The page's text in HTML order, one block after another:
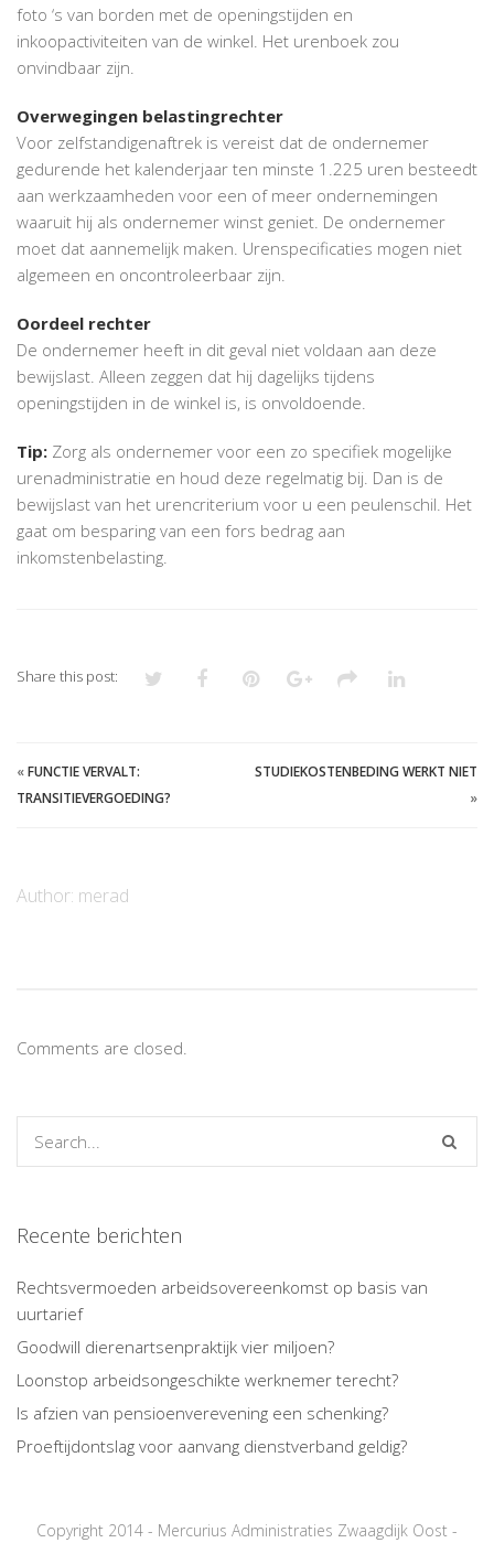
foto ‘s van borden met de openingstijden en
inkoopactiviteiten van de winkel. Het urenboek zou
onvindbaar zijn.
Overwegingen belastingrechter
Voor zelfstandigenaftrek is vereist dat de ondernemer
gedurende het kalenderjaar ten minste 1.225 uren besteedt
aan werkzaamheden voor een of meer ondernemingen
waaruit hij als ondernemer winst geniet. De ondernemer
moet dat aannemelijk maken. Urenspecificaties mogen niet
algemeen en oncontroleerbaar zijn.
Oordeel rechter
De ondernemer heeft in dit geval niet voldaan aan deze
bewijslast. Alleen zeggen dat hij dagelijks tijdens
openingstijden in de winkel is, is onvoldoende.
Tip: Zorg als ondernemer voor een zo specifiek mogelijke
urenadministratie en houd deze regelmatig bij. Dan is de
bewijslast van het urencriterium voor u een peulenschil. Het
gaat om besparing van een fors bedrag aan
inkomstenbelasting.
Share this post:
«FUNCTIE VERVALT:
TRANSITIEVERGOEDING?
STUDIEKOSTENBEDING WERKT NIET
»
Author: merad
Comments are closed.
Recente berichten
Rechtsvermoeden arbeidsovereenkomst op basis van
uurtarief
Goodwill dierenartsenpraktijk vier miljoen?
Loonstop arbeidsongeschikte werknemer terecht?
Is afzien van pensioenverevening een schenking?
Proeftijdontslag voor aanvang dienstverband geldig?
Copyright 2014 - Mercurius Administraties Zwaagdijk Oost -